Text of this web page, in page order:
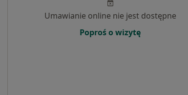
Umawianie online nie jest dostępne
Poproś o wizytę